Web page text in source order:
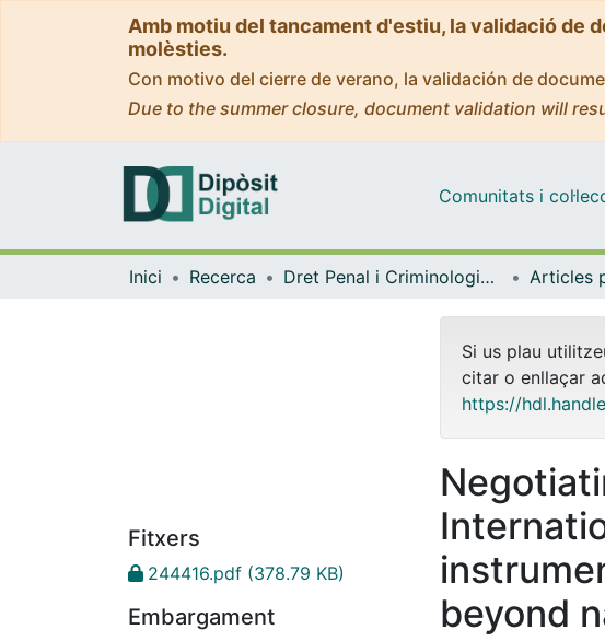
Amb motiu del tancament d'estiu, la validació de
molèsties.
Con motivo del cierre de verano, la validación de
Due to the summer closure, document validation will
Comunitats i
Inici Recerca Dret Penal i Criminologia, i Dret Internacional Públic i Relacions Internacional
Fitxers
244416.pdf (378.79 KB)
Embargament
Si us plau
citar o enllaçar
https://
beyond